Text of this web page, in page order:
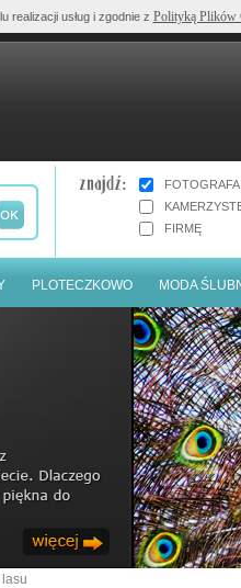
FOTOGRAFA
FIRMĘ
PLOTECZKOWO MODA
realizacji usług i zgodnie z Polityką Plików